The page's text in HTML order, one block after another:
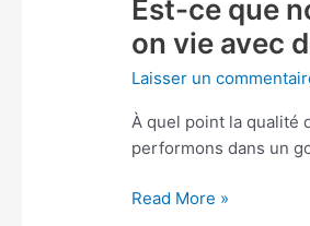
Est-ce que
on vie avec
Laisser un
À quel point la qualité
performons dans un
que
notre
conscience
s’améliore
si
vie
avec
Read More »